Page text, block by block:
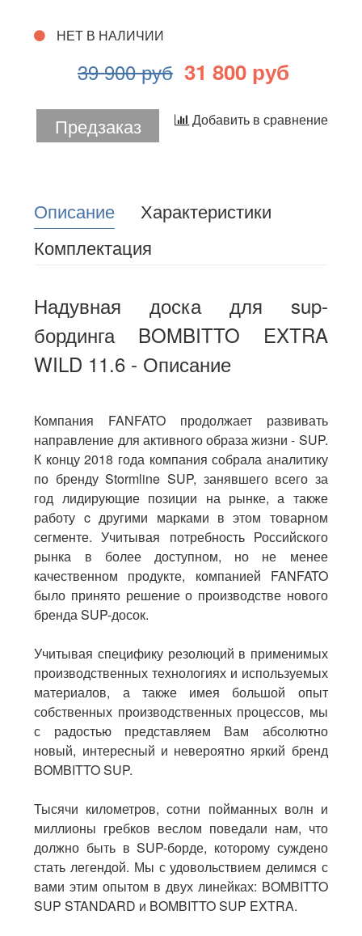
НЕТ В НАЛИЧИИ
39 900 руб 31 800 руб
Предзаказ Добавить в сравнение
Описание
Характеристики
Комплектация
Надувная доска для sup-
бординга BOMBITTO EXTRA
WILD 11.6 - Описание
Компания FANFATO продолжает развивать
направление для активного образа жизни - SUP.
К концу 2018 года компания собрала аналитику
по бренду Stormline SUP, занявшего всего за
год лидирующие позиции на рынке, а также
работу c другими марками в этом товарном
сегменте. Учитывая потребность Российского
рынка в более доступном, но не менее
качественном продукте, компанией FANFATO
было принято решение о производстве нового
бренда SUP-досок.
Учитывая специфику резолюций в применимых
производственных технологиях и используемых
материалов, а также имея большой опыт
собственных производственных процессов, мы
с радостью представляем Вам абсолютно
новый, интересный и невероятно яркий бренд
BOMBITTO SUP.
Тысячи километров, сотни пойманных волн и
миллионы гребков веслом поведали нам, что
должно быть в SUP-борде, которому суждено
стать легендой. Мы с удовольствием делимся с
вами этим опытом в двух линейках: BOMBITTO
SUP STANDARD и BOMBITTO SUP EXTRA.